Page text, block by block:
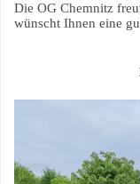
Die OG Chemnitz
wünscht Ihnen eine